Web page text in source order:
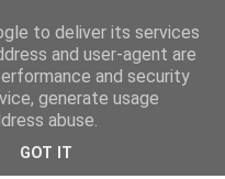
to deliver its services
and user-agent are
and security
generate usage
abuse.
GOT IT